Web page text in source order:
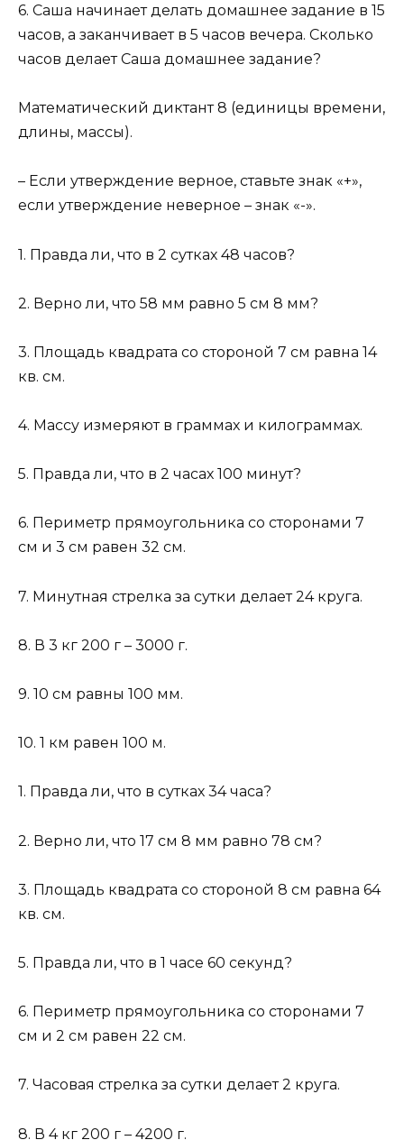
6. Саша начинает делать домашнее задание в 15
часов, а заканчивает в 5 часов вечера. Сколько
часов делает Саша домашнее задание?
Математический диктант 8 (единицы времени,
длины, массы).
– Если утверждение верное, ставьте знак «+»,
если утверждение неверное – знак «-».
1. Правда ли, что в 2 сутках 48 часов?
2. Верно ли, что 58 мм равно 5 см 8 мм?
3. Площадь квадрата со стороной 7 см равна 14
кв. см.
4. Массу измеряют в граммах и килограммах.
5. Правда ли, что в 2 часах 100 минут?
6. Периметр прямоугольника со сторонами 7
см и 3 см равен 32 см.
7. Минутная стрелка за сутки делает 24 круга.
8. В 3 кг 200 г – 3000 г.
9. 10 см равны 100 мм.
10. 1 км равен 100 м.
1. Правда ли, что в сутках 34 часа?
2. Верно ли, что 17 см 8 мм равно 78 см?
3. Площадь квадрата со стороной 8 см равна 64
кв. см.
5. Правда ли, что в 1 часе 60 секунд?
6. Периметр прямоугольника со сторонами 7
см и 2 см равен 22 см.
7. Часовая стрелка за сутки делает 2 круга.
8. В 4 кг 200 г – 4200 г.